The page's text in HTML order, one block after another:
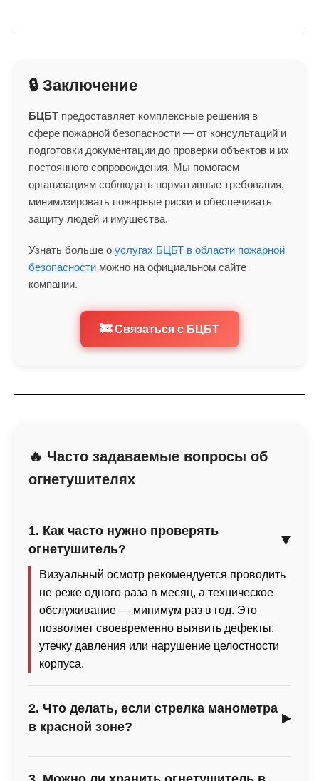
🔒 Заключение
БЦБТ предоставляет комплексные решения в
сфере пожарной безопасности — от консультаций и
подготовки документации до проверки объектов и их
постоянного сопровождения. Мы помогаем
организациям соблюдать нормативные требования,
минимизировать пожарные риски и обеспечивать
защиту людей и имущества.
Узнать больше о услугах БЦБТ в области пожарной
безопасности можно на официальном сайте
компании.
🚒 Связаться с БЦБТ
🔥 Часто задаваемые вопросы об
огнетушителях
1. Как часто нужно проверять
огнетушитель?
Визуальный осмотр рекомендуется проводить
не реже одного раза в месяц, а техническое
обслуживание — минимум раз в год. Это
позволяет своевременно выявить дефекты,
утечку давления или нарушение целостности
корпуса.
2. Что делать, если стрелка манометра
в красной зоне?